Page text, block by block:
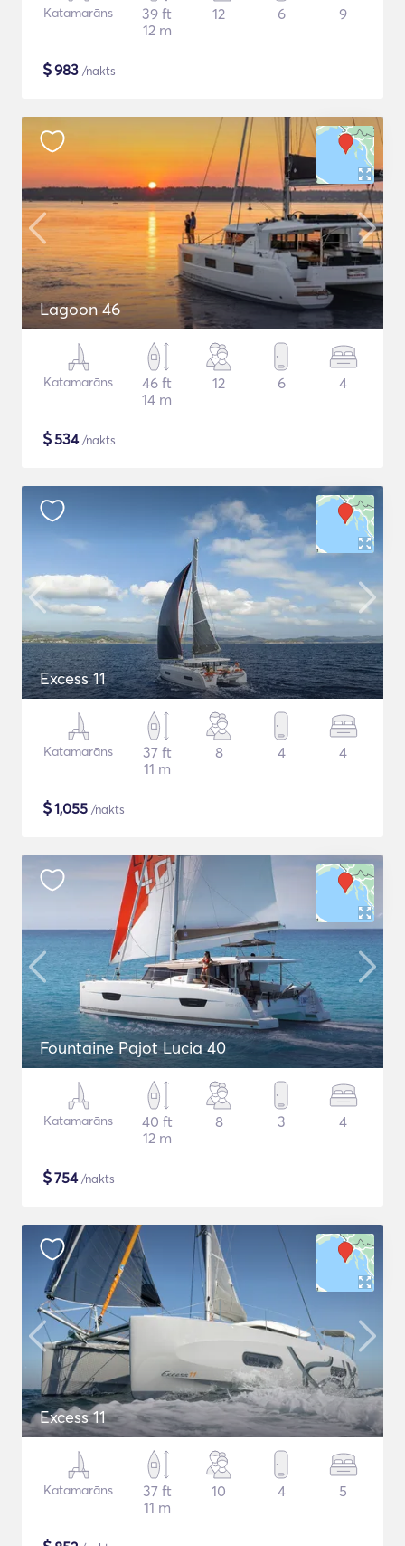
Katamarāns
39 ft
12 m
12 6 9
$983 /nakts
Lagoon 46
Katamarāns
46 ft
14 m
12 6 4
$534/nakts
Excess 11
Katamarāns
37 ft
11 m
8 4 4
$1,055 /nakts
Fountaine Pajot Lucia 40
Katamarāns
40 ft
12 m
8 3 4
$754/nakts
Excess 11
Katamarāns
37 ft
11 m
10 4 5